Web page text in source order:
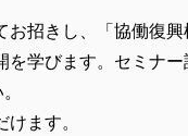
招きし、「協働復
を学びます。セミナ
ます。